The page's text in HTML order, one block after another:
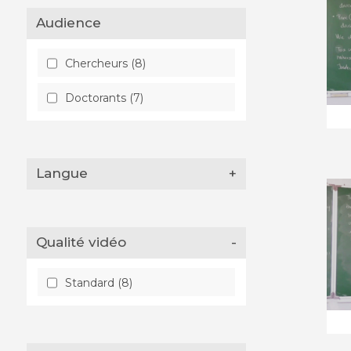
Audience
Chercheurs (8)
Doctorants (7)
Langue +
Qualité vidéo -
Standard (8)